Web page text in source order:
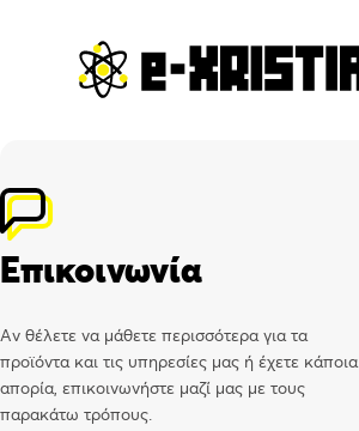
Επικοινωνία
Αν θέλετε να μάθετε περισσότερα για τα
προϊόντα και τις υπηρεσίες μας ή έχετε κάποια
απορία, επικοινωνήστε μαζί μας με τους
παρακάτω τρόπους.